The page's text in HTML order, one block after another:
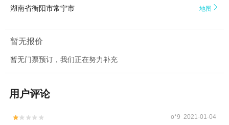
湖南省衡阳市常宁市 地图 
暂无报价
暂无门票预订，我们正在努力补充
用户评论

 o*9 2021-01-04